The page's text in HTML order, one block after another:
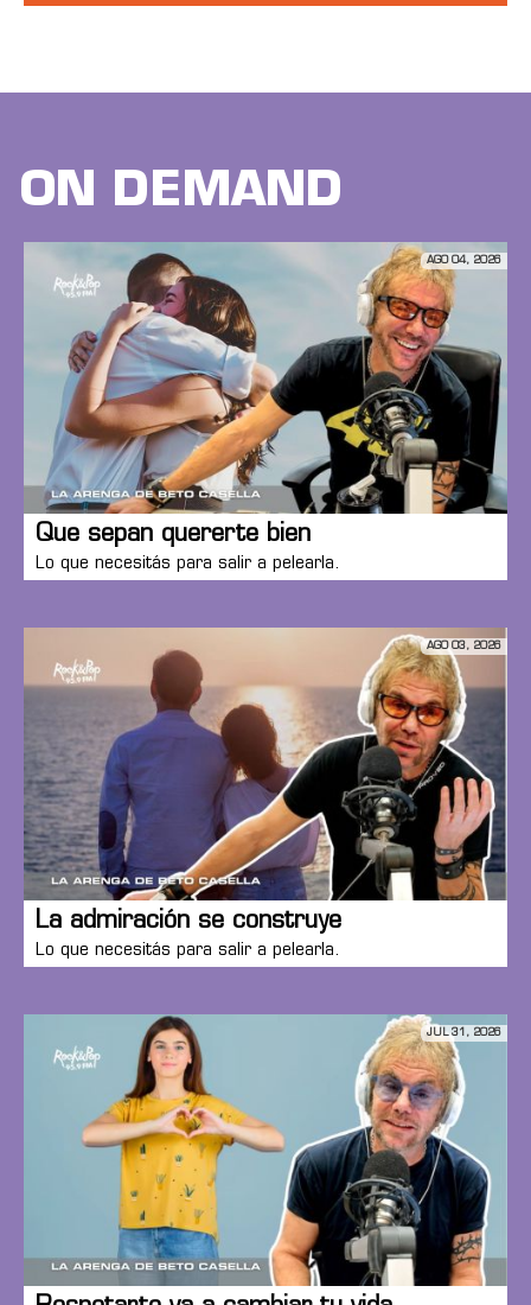
ON DEMAND
AGO 04, 2026
Que sepan quererte bien
Lo que necesitás para salir a pelearla.
AGO 03, 2026
La admiración se construye
Lo que necesitás para salir a pelearla.
JUL 31, 2026